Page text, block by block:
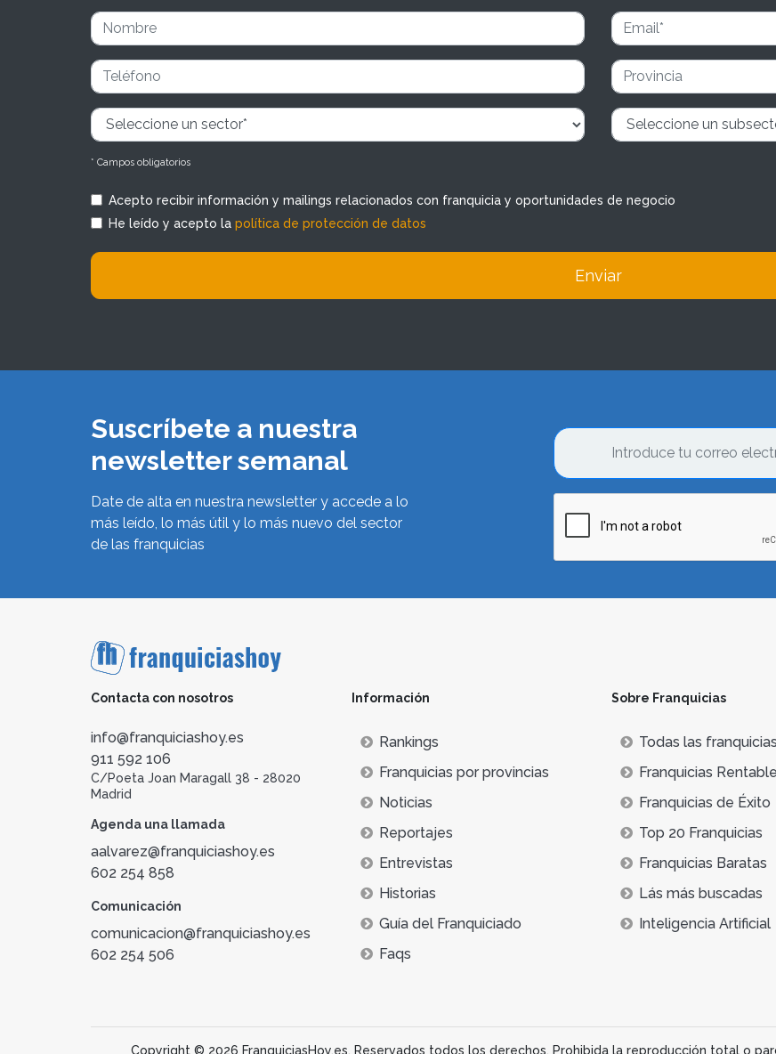
* Campos obligatorios
Acepto recibir información y mailings relacionados con franquicia y oportunidades de negocio
He leído y acepto la política de protección de datos
Enviar
Suscríbete a nuestra
newsletter semanal
Date de alta en nuestra newsletter y accede a lo
más leído, lo más útil y lo más nuevo del sector
de las franquicias
Contacta con nosotros
info@franquiciashoy.es
911 592 106
C/Poeta Joan Maragall 38 - 28020
Madrid
Agenda una llamada
aalvarez@franquiciashoy.es
602 254 858
Comunicación
comunicacion@franquiciashoy.es
602 254 506
Información
Rankings
Franquicias por provincias
Noticias
Reportajes
Entrevistas
Historias
Guía del Franquiciado
Faqs
Sobre Franquicias
Todas las franquicias
Franquicias
Franquicias de Éxito
Top 20 Franquicias
Franquicias Baratas
Lás más buscadas
Inteligencia Artificial
Copyright © 2026 FranquiciasHoy.es. Reservados todos los derechos. Prohibida la reproducción total o